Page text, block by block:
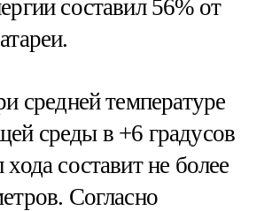
составил 56% от
средней температуре
среды в +6 градусов
хода составит не более
Согласно